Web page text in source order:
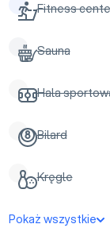
Fitness
Sauna
Hala
Bilard
Kręgle
Pokaż wszystkie